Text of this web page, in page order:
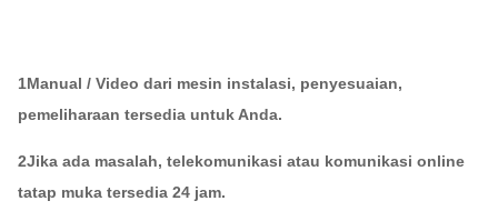
1Manual / Video dari mesin instalasi, penyesuaian,
pemeliharaan tersedia untuk Anda.
2Jika ada masalah, telekomunikasi atau komunikasi online
tatap muka tersedia 24 jam.